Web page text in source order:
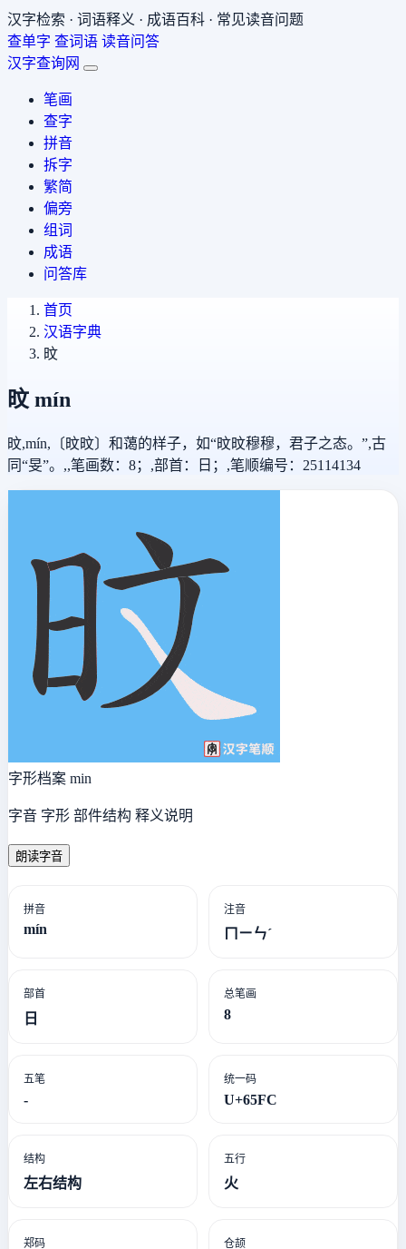
汉字检索 · 词语释义 · 成语百科 · 常见读音问题
查单字 查词语 读音问答
汉字查询网
笔画
查字
拼音
拆字
繁简
偏旁
组词
成语
问答库
首页
汉语字典
旼
旼 mín
旼,mín,〔旼旼〕和蔼的样子，如“旼旼穆穆，君子之态。”,古
同“旻”。,,笔画数：8；,部首：日；,笔顺编号：25114134
字形档案 min
字音 字形 部件结构 释义说明
朗读字音
拼音
mín
注音
ㄇㄧㄣˊ
部首
日
总笔画
8
五笔
-
统一码
U+65FC
结构
左右结构
五行
火
郑码 仓颉